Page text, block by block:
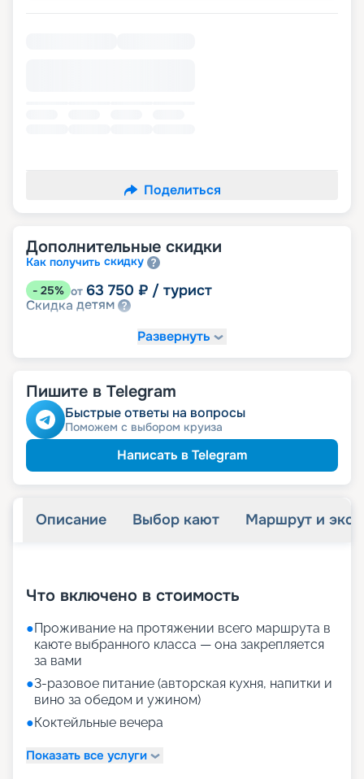
Поделиться
Дополнительные скидки
Как получить скидку
- 25% от 63 750 ₽ / турист
Скидка детям
Развернуть
Пишите в Telegram
Быстрые ответы на вопросы
Поможем с выбором круиза
Написать в Telegram
Описание Выбор кают Маршрут и
Что включено в стоимость
●Проживание на протяжении всего маршрута в
каюте выбранного класса — она закрепляется
за вами
●3-разовое питание (авторская кухня, напитки и
вино за обедом и ужином)
●Коктейльные вечера
Показать все услуги